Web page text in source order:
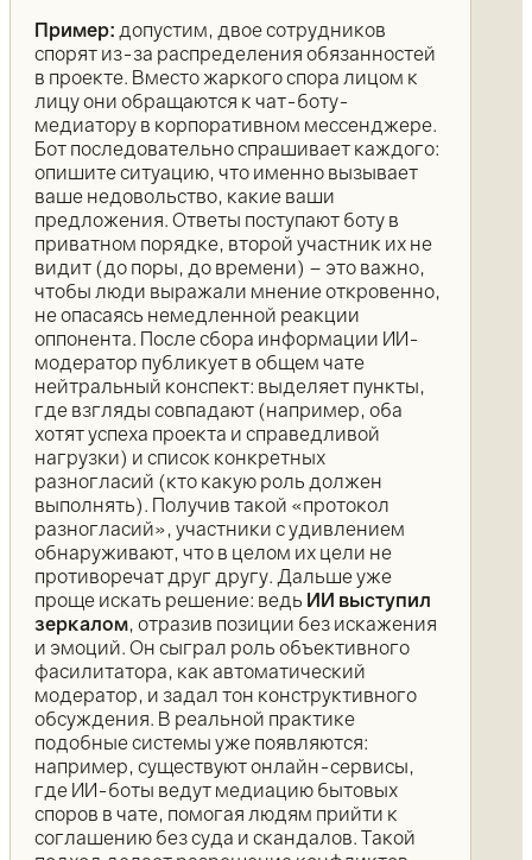
Пример: допустим, двое сотрудников
спорят из-за распределения обязанностей
в проекте. Вместо жаркого спора лицом к
лицу они обращаются к чат-боту-
медиатору в корпоративном мессенджере.
Бот последовательно спрашивает каждого:
опишите ситуацию, что именно вызывает
ваше недовольство, какие ваши
предложения. Ответы поступают боту в
приватном порядке, второй участник их не
видит (до поры, до времени) – это важно,
чтобы люди выражали мнение откровенно,
не опасаясь немедленной реакции
оппонента. После сбора информации ИИ-
модератор публикует в общем чате
нейтральный конспект: выделяет пункты,
где взгляды совпадают (например, оба
хотят успеха проекта и справедливой
нагрузки) и список конкретных
разногласий (кто какую роль должен
выполнять). Получив такой «протокол
разногласий», участники с удивлением
обнаруживают, что в целом их цели не
противоречат друг другу. Дальше уже
проще искать решение: ведь ИИ выступил
зеркалом, отразив позиции без искажения
и эмоций. Он сыграл роль объективного
фасилитатора, как автоматический
модератор, и задал тон конструктивного
обсуждения. В реальной практике
подобные системы уже появляются:
например, существуют онлайн-сервисы,
где ИИ-боты ведут медиацию бытовых
споров в чате, помогая людям прийти к
соглашению без суда и скандалов. Такой